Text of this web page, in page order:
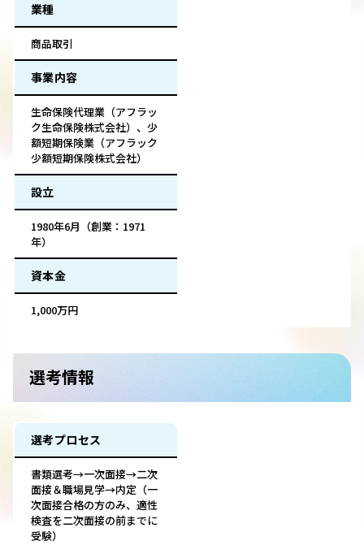
業種
商品取引
事業内容
生命保険代理業（アフラッ
ク生命保険株式会社）、少
額短期保険業（アフラック
少額短期保険株式会社）
設立
1980年6月（創業：1971
年）
資本金
1,000万円
選考情報
選考プロセス
書類選考→一次面接→二次
面接＆職場見学→内定（一
次面接合格の方のみ、適性
検査を二次面接の前までに
受験）